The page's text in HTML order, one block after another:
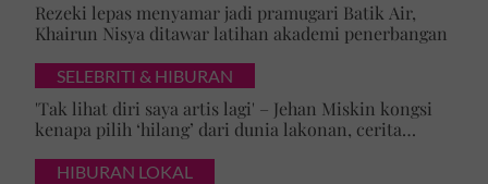
Rezeki lepas menyamar jadi pramugari Batik Air,
Khairun Nisya ditawar latihan akademi penerbangan
SELEBRITI & HIBURAN
'Tak lihat diri saya artis lagi' – Jehan Miskin kongsi
kenapa pilih ‘hilang’ dari dunia lakonan, cerita
HIBURAN LOKAL